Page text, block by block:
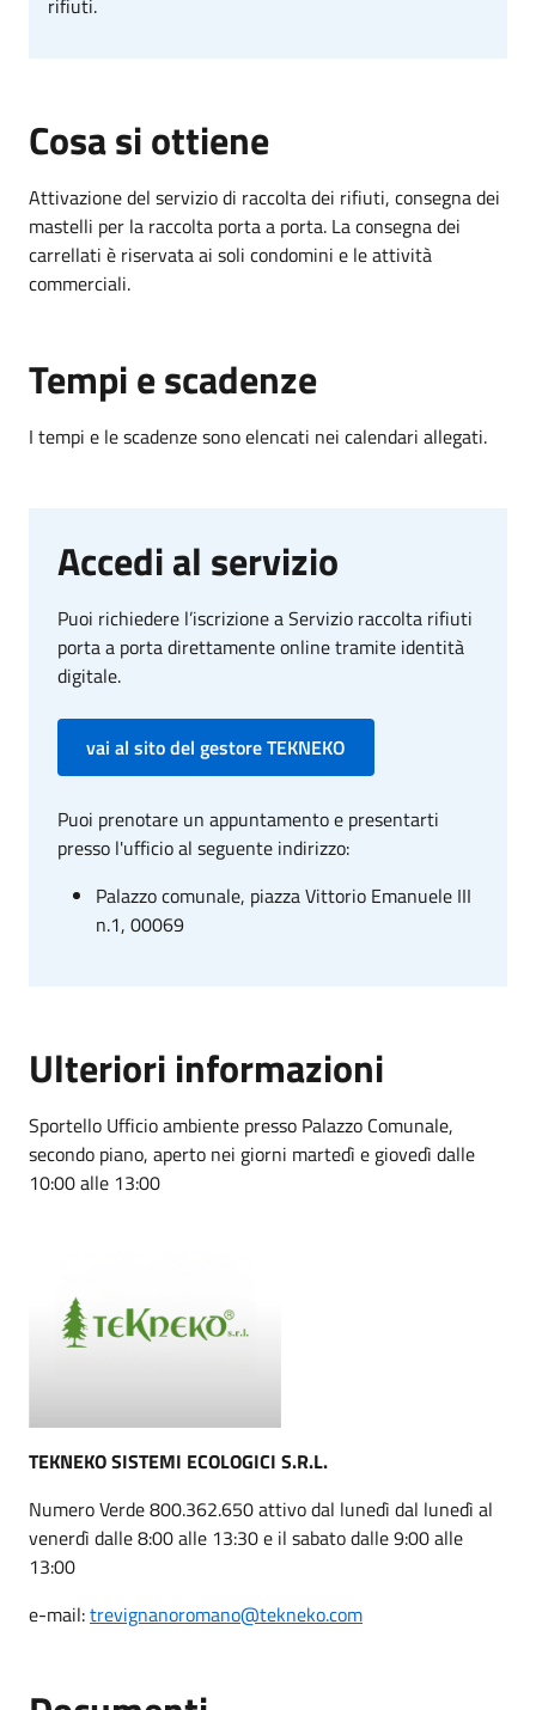
rifiuti.
Cosa si ottiene
Attivazione del servizio di raccolta dei rifiuti, consegna dei
mastelli per la raccolta porta a porta. La consegna dei
carrellati è riservata ai soli condomini e le attività
commerciali.
Tempi e scadenze
I tempi e le scadenze sono elencati nei calendari allegati.
Accedi al servizio
Puoi richiedere l’iscrizione a Servizio raccolta rifiuti
porta a porta direttamente online tramite identità
digitale.
vai al sito del gestore TEKNEKO
Puoi prenotare un appuntamento e presentarti
presso l'ufficio al seguente indirizzo:
Palazzo comunale, piazza Vittorio Emanuele III
n.1, 00069
Ulteriori informazioni
Sportello Ufficio ambiente presso Palazzo Comunale,
secondo piano, aperto nei giorni martedì e giovedì dalle
10:00 alle 13:00
TEKNEKO SISTEMI ECOLOGICI S.R.L.
Numero Verde 800.362.650 attivo dal lunedì dal lunedì al
venerdì dalle 8:00 alle 13:30 e il sabato dalle 9:00 alle
13:00
e-mail:trevignanoromano@tekneko.com